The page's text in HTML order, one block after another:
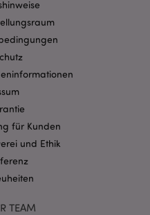
für Kunden
und Ethik
TEAM
Kontoverwaltung.
cookies kann die
werden.
CookieScript